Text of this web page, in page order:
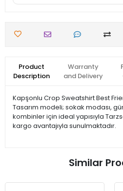
Product
Description
Warranty
and Delivery
Kapşonlu Crop Sweatshirt Best
Tasarım modeli; sokak modası,
kombinler için ideal yapısıyla
kargo avantajıyla sunulmaktadır.
Similar